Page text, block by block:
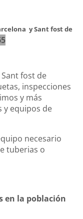
y Sant fost de
fost de
inspecciones
y más
y equipos de
necesario
tuberias o
en la población